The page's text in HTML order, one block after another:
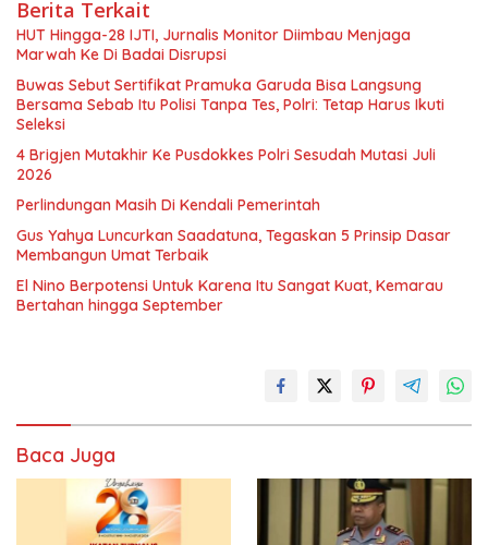
Berita Terkait
HUT Hingga-28 IJTI, Jurnalis Monitor Diimbau Menjaga
Marwah Ke Di Badai Disrupsi
Buwas Sebut Sertifikat Pramuka Garuda Bisa Langsung
Bersama Sebab Itu Polisi Tanpa Tes, Polri: Tetap Harus Ikuti
Seleksi
4 Brigjen Mutakhir Ke Pusdokkes Polri Sesudah Mutasi Juli
2026
Perlindungan Masih Di Kendali Pemerintah
Gus Yahya Luncurkan Saadatuna, Tegaskan 5 Prinsip Dasar
Membangun Umat Terbaik
El Nino Berpotensi Untuk Karena Itu Sangat Kuat, Kemarau
Bertahan hingga September
Baca Juga